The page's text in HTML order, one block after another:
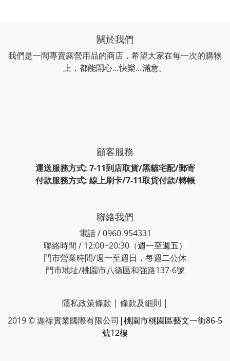
關於我們
我們是一間專賣露營用品的商店，希望大家在每一次的購物
上，都能開心…快樂…滿意。
顧客服務
運送服務方式: 7-11到店取貨/黑貓宅配/郵寄
付款服務方式: 線上刷卡/7-11取貨付款/轉帳
聯絡我們
電話 / 0960-954331
聯絡時間 / 12:00~20:30（週一至週五）
門市營業時間/週一至週日，每週二公休
門市地址/桃園市八德區和強路137-6號
隱私政策條款 | 條款及細則 |
2019 © 迦禕實業國際有限公司 |桃園市桃園區藝文一街86-5
號12樓